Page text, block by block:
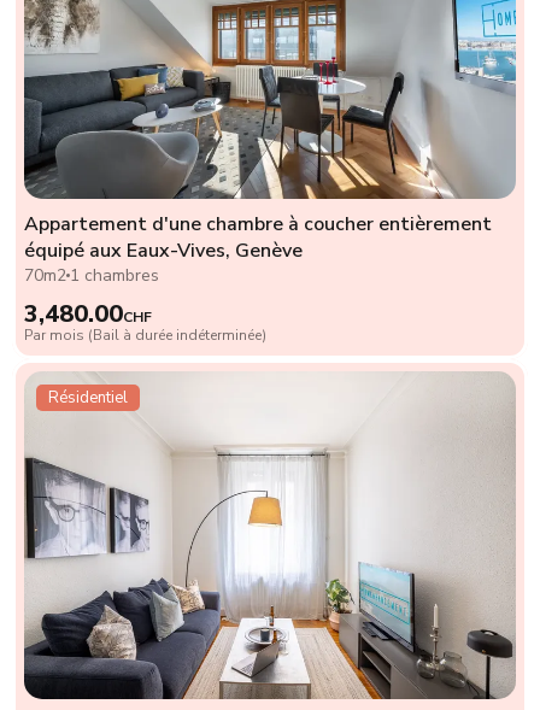
Appartement d'une chambre à coucher entièrement
équipé aux Eaux-Vives, Genève
70m2 1 chambres
3,480.00CHF
Par mois (Bail à durée indéterminée)
Résidentiel